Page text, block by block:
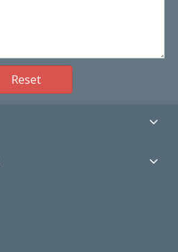
Reset